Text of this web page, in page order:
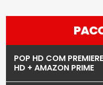
POP HD COM PREMIERE
HD + AMAZON PRIME